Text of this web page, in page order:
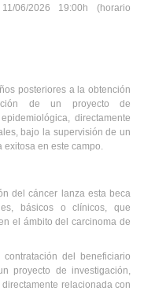
06/2026 19:00h (horario
posteriores a la obtención
de un proyecto de
directamente
bajo la supervisión de un
exitosa en este campo.
del cáncer lanza esta beca
básicos o clínicos, que
el ámbito del carcinoma de
del beneficiario
proyecto de investigación,
relacionada con